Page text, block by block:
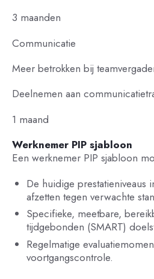
3 maanden
Communicatie
Meer betrokken bij
Deelnemen aan
1 maand
Werknemer PIP sjabloon
Een werknemer PIP sjabloon
De huidige prestatieniveaus
afzetten tegen verwachte
Specifieke, meetbare,
tijdgebonden (SMART)
Regelmatige
voortgangscontrole.